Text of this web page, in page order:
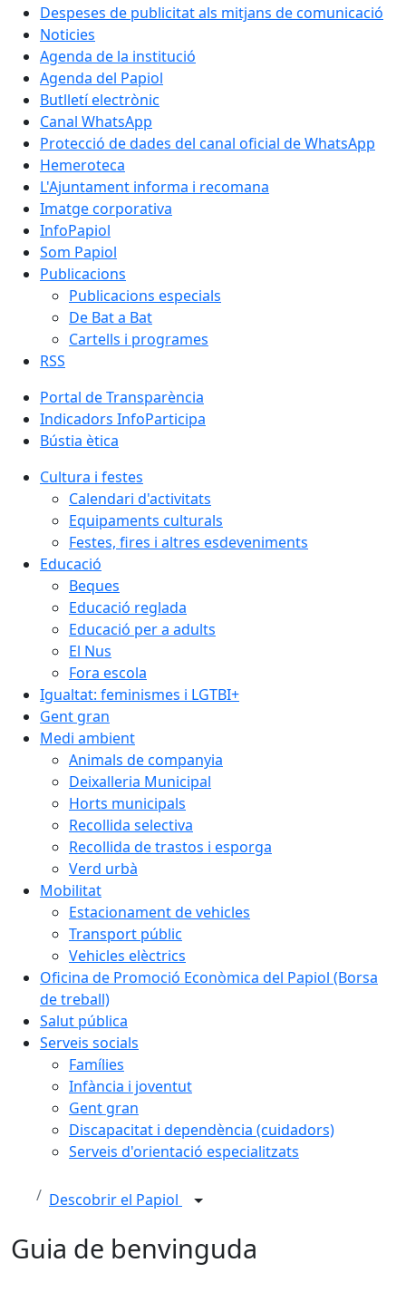
Despeses de publicitat als mitjans de comunicació
Noticies
Agenda de la institució
Agenda del Papiol
Butlletí electrònic
Canal WhatsApp
Protecció de dades del canal oficial de WhatsApp
Hemeroteca
L'Ajuntament informa i recomana
Imatge corporativa
InfoPapiol
Som Papiol
Publicacions
Publicacions especials
De Bat a Bat
Cartells i programes
RSS
Portal de Transparència
Indicadors InfoParticipa
Bústia ètica
Cultura i festes
Calendari d'activitats
Equipaments culturals
Festes, fires i altres esdeveniments
Educació
Beques
Educació reglada
Educació per a adults
El Nus
Fora escola
Igualtat: feminismes i LGTBI+
Gent gran
Medi ambient
Animals de companyia
Deixalleria Municipal
Horts municipals
Recollida selectiva
Recollida de trastos i esporga
Verd urbà
Mobilitat
Estacionament de vehicles
Transport públic
Vehicles elèctrics
Oficina de Promoció Econòmica del Papiol (Borsa
de treball)
Salut pública
Serveis socials
Famílies
Infància i joventut
Gent gran
Discapacitat i dependència (cuidadors)
Serveis d'orientació especialitzats
Descobrir el Papiol
Guia de benvinguda